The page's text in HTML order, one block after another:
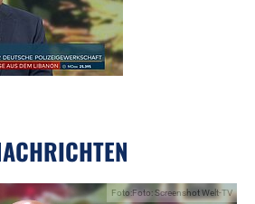
Foto:Foto: Screenshot Welt-TV